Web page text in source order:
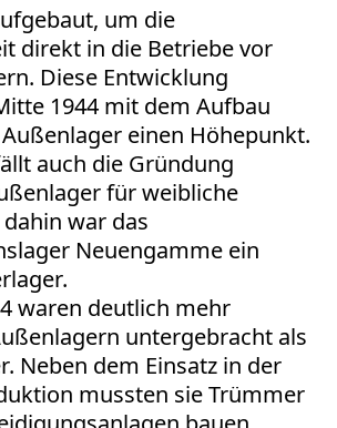
um die
direkt in die Betriebe vor
Diese Entwicklung
1944 mit dem Aufbau
einen Höhepunkt.
auch die Gründung
für weibliche
war das
Neuengamme ein
waren deutlich mehr
untergebracht als
Neben dem Einsatz in der
mussten sie Trümmer